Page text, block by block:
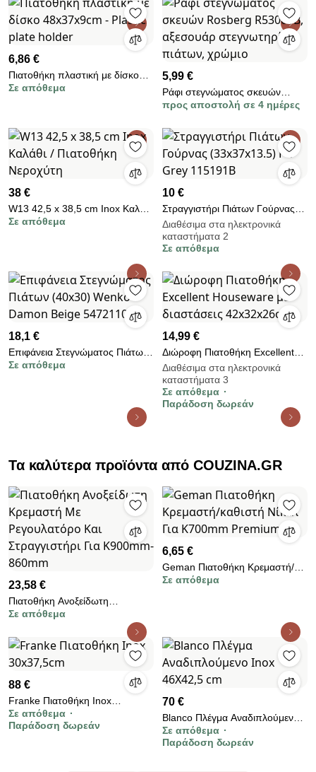
6,86 €
Πιατοθήκη πλαστική με δίσκο
48x37x9cm - Plastic plate holder
Σε απόθεμα
5,99 €
Ράφι στεγνώματος σκευών
Rosberg R53003B, αξεσουάρ
προς αποστολή σε 4 ημέρες
38 €
W13 42,5 x 38,5 cm Inox Καλάθι
/ Πιατοθήκη Νεροχύτη
Σε απόθεμα
10 €
Στραγγιστήρι Πιάτων Γούρνας
(33x37x13.5) F-V Grey 115191B
Διαθέσιμα στα ηλεκτρονικά
καταστήματα 2
Σε απόθεμα
18,1 €
Επιφάνεια Στεγνώματος Πιάτων
(40x30) Wenko Damon Beige
Σε απόθεμα
14,99 €
Διώροφη Πιατοθήκη Excellent
Houseware με διαστάσεις
42x32x26cm
Διαθέσιμα στα ηλεκτρονικά
καταστήματα 3
Σε απόθεμα
Παράδοση δωρεάν
Τα καλύτερα προϊόντα από COUZINA.GR
23,58 €
Πιατοθήκη Ανοξείδωτη
Κρεμαστή Με Ρεγουλατόρο Και
Στραγγιστήρι Για Κ900mm-
860mm
Σε απόθεμα
6,65 €
Geman Πιατοθήκη Κρεμαστή/
καθιστή Νίκελ Για Κ700mm
Σε απόθεμα
88 €
Franke Πιατοθήκη Inox
30x37,5cm
Σε απόθεμα
Παράδοση δωρεάν
70 €
Blanco Πλέγμα Αναδιπλούμενο
Inox 46Χ42,5 cm
Σε απόθεμα
Παράδοση δωρεάν